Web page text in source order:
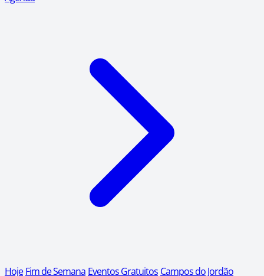
Hoje Fim de Semana Eventos Gratuitos Campos do Jordão